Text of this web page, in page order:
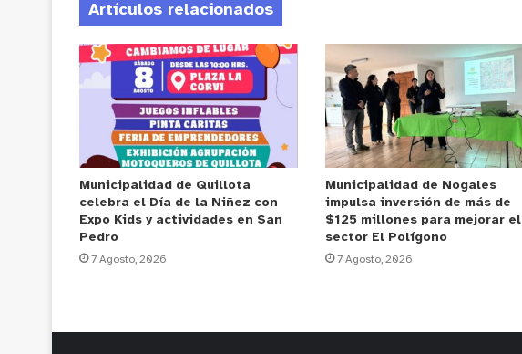
Artículos relacionados
Municipalidad de Quillota
celebra el Día de la Niñez con
Expo Kids y actividades en San
Pedro
7 Agosto, 2026
Municipalidad de Nogales
impulsa inversión de más de
$125 millones para mejorar el
sector El Polígono
7 Agosto, 2026